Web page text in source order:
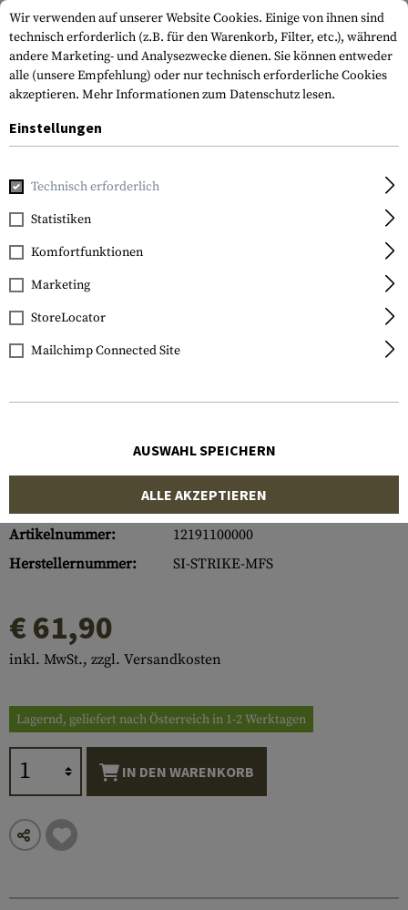
Home Waffenzubehör
Strike Industries
Modular Fixed Stock
Artikelnummer:
12191100000
Herstellernummer:
SI-STRIKE-MFS
€ 61,90
inkl. MwSt., zzgl. Versandkosten
Lagernd, geliefert nach Österreich in 1-2 Werktagen
IN DEN WARENKORB
Wir verwenden auf unserer Website Cookies. Einige von ihnen sind
technisch erforderlich (z.B. für den Warenkorb, Filter, etc.), während
andere Marketing- und Analysezwecke dienen. Sie können entweder
alle (unsere Empfehlung) oder nur technisch erforderliche Cookies
akzeptieren. Mehr Informationen zum Datenschutz lesen.
Einstellungen
Technisch erforderlich
Statistiken
Komfortfunktionen
Marketing
StoreLocator
Mailchimp Connected Site
AUSWAHL SPEICHERN
ALLE AKZEPTIEREN